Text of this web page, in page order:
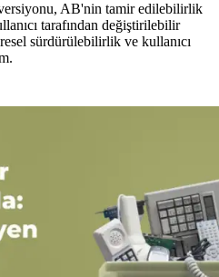
AB'nin tamir edilebilirlik
tarafından değiştirilebilir
sürdürülebilirlik ve kullanıcı